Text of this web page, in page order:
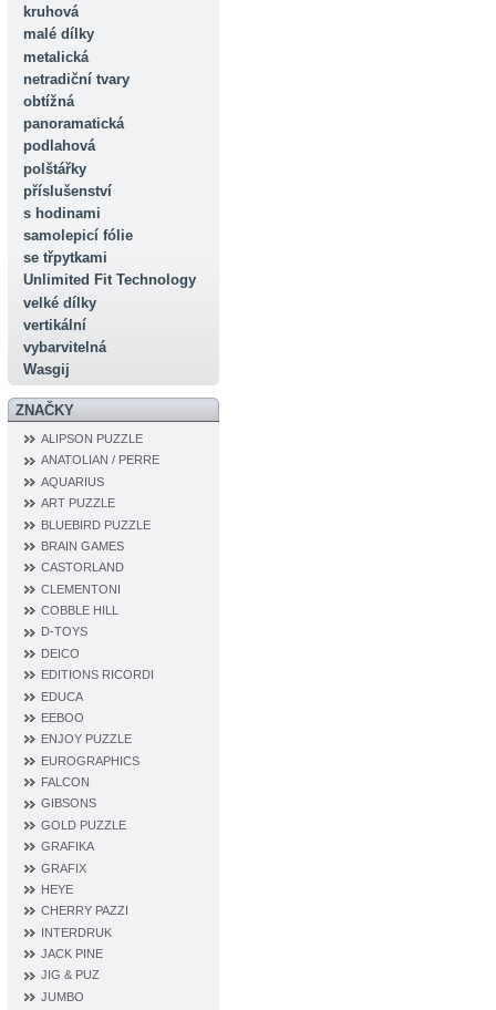
kruhová
malé dílky
metalická
netradiční tvary
obtížná
panoramatická
podlahová
polštářky
příslušenství
s hodinami
samolepicí fólie
se třpytkami
Unlimited Fit Technology
velké dílky
vertikální
vybarvitelná
Wasgij
ZNAČKY
ALIPSON PUZZLE
ANATOLIAN / PERRE
AQUARIUS
ART PUZZLE
BLUEBIRD PUZZLE
BRAIN GAMES
CASTORLAND
CLEMENTONI
COBBLE HILL
D‐TOYS
DEICO
EDITIONS RICORDI
EDUCA
EEBOO
ENJOY PUZZLE
EUROGRAPHICS
FALCON
GIBSONS
GOLD PUZZLE
GRAFIKA
GRAFIX
HEYE
CHERRY PAZZI
INTERDRUK
JACK PINE
JIG & PUZ
JUMBO